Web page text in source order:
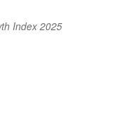
Index 2025